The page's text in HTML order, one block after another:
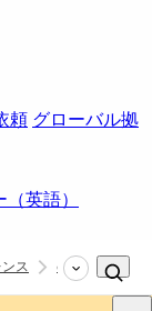
頼 グローバル拠
英語）
ス dw::Core